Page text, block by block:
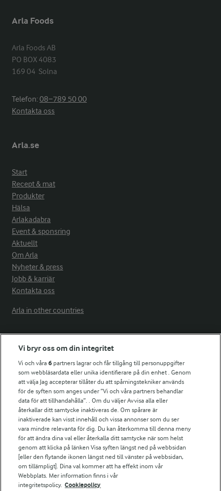
Arla Foods
Arla Foods AB
PO BOX 4083
169 04  Solna
Telefon:08−789 50 00
Kontakta oss
Arla.se
Start
Recept & mat
Produkter
Hälsa
Arlakadabra
Event & sponsring
Aktuellt
Om Arla
Nyheter & press
Jobb & karriär
Kontakta oss
Arla in other countries
Fler Arlasajter
För ägare
Arlas kundportal
Arla.com
Falbygdens Ost
Arla webbshop
Bildbank
Följ oss
Vi bryr oss om din integritet
Vi och våra6 partners lagrar och får tillgång till personuppgifter
som webbläsardata eller unika identifierare på din enhet . Genom
att välja Jag accepterar tillåter du att spårningstekniker används
för de syften som anges under ”Vi och våra partners behandlar
data för att tillhandahålla”. . Om du väljer Avvisa alla eller
återkallar ditt samtycke inaktiveras de. Om spårare är
inaktiverade kan visst innehåll och vissa annonser som du ser
vara mindre relevanta för dig. Du kan återkomma till denna meny
för att ändra dina val eller återkalla ditt samtycke när som helst
genom att klicka på länken Visa syften längst ned på webbsidan
[eller den flytande ikonen längst ned till vänster på webbsidan,
om tillämpligt]. Dina val kommer att ha effekt inom vår
Webbplats. Mer information finns i vår
integritetspolicy. Cookiepolicy